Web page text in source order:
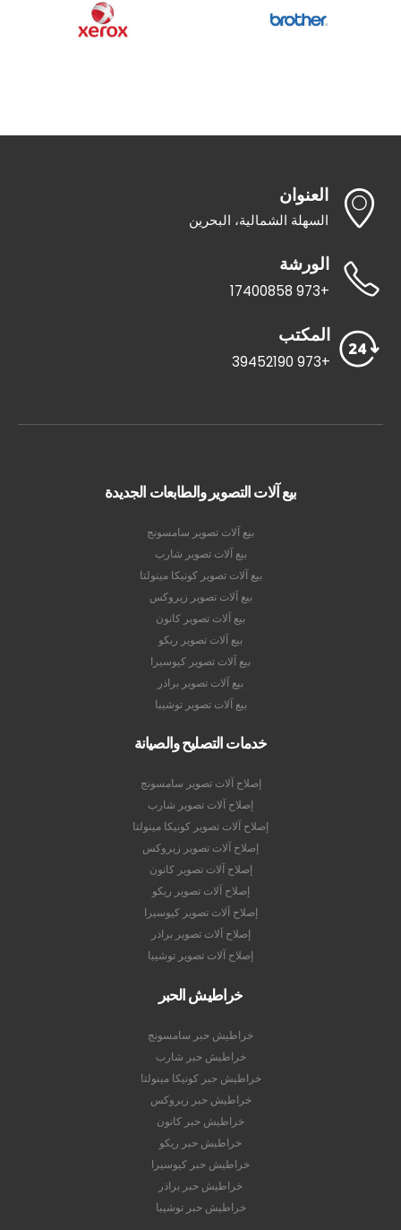
العنوان
السهلة الشمالية، البحرين
الورشة
+973 17400858
المكتب
+973 39452190
بيع آلات التصوير والطابعات الجديدة
بيع آلات تصوير سامسونج
بيع آلات تصوير شارب
بيع آلات تصوير كونيكا مينولتا
بيع آلات تصوير زيروكس
بيع آلات تصوير كانون
بيع آلات تصوير ريكو
بيع آلات تصوير كيوسيرا
بيع آلات تصوير براذر
بيع آلات تصوير توشيبا
خدمات التصليح والصيانة
إصلاح آلات تصوير سامسونج
إصلاح آلات تصوير شارب
إصلاح آلات تصوير كونيكا مينولتا
إصلاح آلات تصوير زيروكس
إصلاح آلات تصوير كانون
إصلاح آلات تصوير ريكو
إصلاح آلات تصوير كيوسيرا
إصلاح آلات تصوير براذر
إصلاح آلات تصوير توشيبا
خراطيش الحبر
خراطيش حبر سامسونج
خراطيش حبر شارب
خراطيش حبر كونيكا مينولتا
خراطيش حبر زيروكس
خراطيش حبر كانون
خراطيش حبر ريكو
خراطيش حبر كيوسيرا
خراطيش حبر براذر
خراطيش حبر توشيبا